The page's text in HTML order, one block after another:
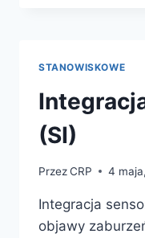
STANOWISKOWE
(SI)
PrzezCRP 4
Integracja
objawy